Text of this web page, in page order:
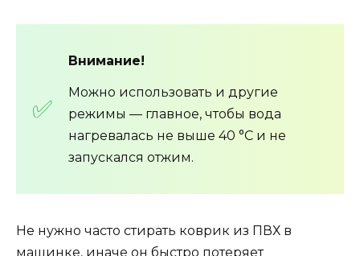
Внимание!
Можно использовать и другие
режимы — главное, чтобы вода
нагревалась не выше 40 °С и не
запускался отжим.
Не нужно часто стирать коврик из ПВХ в
машинке, иначе он быстро потеряет